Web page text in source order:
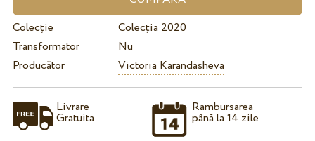
Colecție
Colecția 2020
Transformator
Nu
Producător
Victoria Karandasheva
Livrare
Gratuita
Rambursarea
până la 14 zile